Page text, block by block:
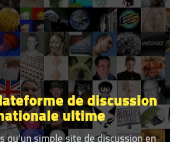
de discussion
ultime
qu'un simple site de discussion en